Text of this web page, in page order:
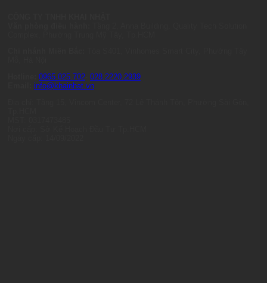
0965.025.702 028.2220.2939
info@khainhat.vn